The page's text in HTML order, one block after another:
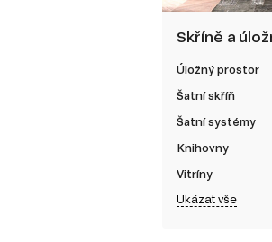
Skříně a
Úložný prostor
Šatní skříň
Šatní systémy
Knihovny
Vitríny
Ukázat vše